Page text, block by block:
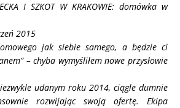
I SZKOT W KRAKOWIE: domówka w
2015
jak siebie samego, a będzie ci
– chyba wymyśliłem nowe przysłowie
udanym roku 2014, ciągle dumnie
rozwijając swoją ofertę. Ekipa